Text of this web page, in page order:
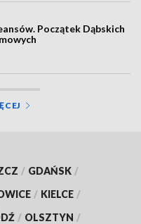
Początek Dąbskich
/ GDAŃSK /
/ KIELCE /
/ OLSZTYN /